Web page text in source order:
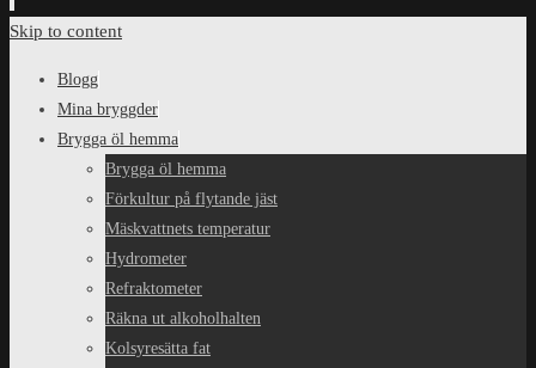
Skip to content
Blogg
Mina bryggder
Brygga öl hemma
Brygga öl hemma
Förkultur på flytande jäst
Mäskvattnets temperatur
Hydrometer
Refraktometer
Räkna ut alkoholhalten
Kolsyresätta fat